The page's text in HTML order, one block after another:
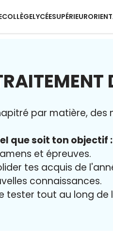
COLLÈGELYCÉESUPÉRIEUR
par matière,
que soit ton objectif :
et épreuves.
tes acquis de
connaissances.
tester tout au long de